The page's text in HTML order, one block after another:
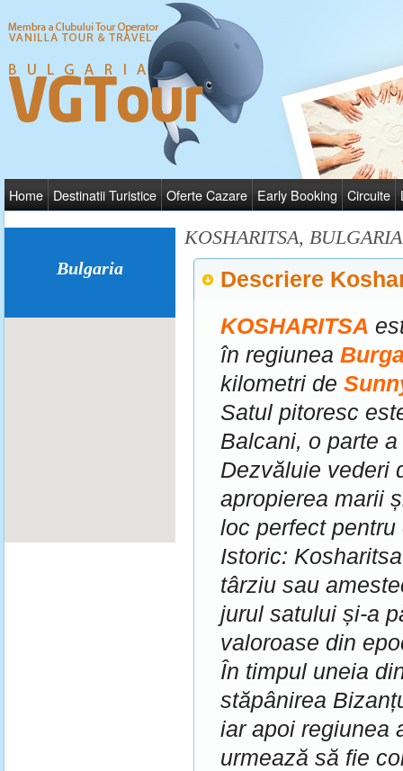
Home Destinatii Turistice Oferte Cazare Early Booking Circuite
Bulgaria
KOSHARITSA, BULGARIA
Descriere
KOSHARITSA
în regiunea
kilometri de
Satul pitoresc
Balcani, o parte
Dezvăluie vederi
apropierea marii
loc perfect
Istoric:
târziu sau
jurul satului și-a
valoroase din
În timpul uneia
stăpânirea
iar apoi regiunea
urmează să fie